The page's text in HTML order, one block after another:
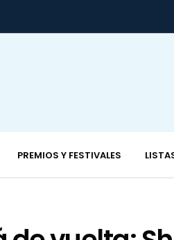
PREMIOS Y FESTIVALES